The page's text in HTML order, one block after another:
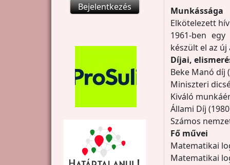
Bejelentkezés
Munkássága
Elkötelezett
1961-ben
készült el az
Díjai,
Beke Manó díj
Miniszteri
Kiváló
Állami Díj
Számos
Fő művei
Matematikai
Matematikai